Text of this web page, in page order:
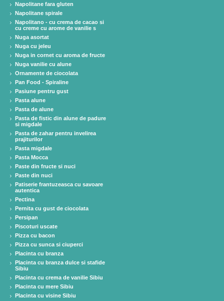
Napolitane fara gluten
Napolitane spirale
Napolitano - cu crema de cacao si
cu creme cu arome de vanilie s
Nuga asortat
Nuga cu jeleu
Nuga in cornet cu aroma de fructe
Nuga vanilie cu alune
Ornamente de ciocolata
Pan Food - Spiraline
Pasiune pentru gust
Pasta alune
Pasta de alune
Pasta de fistic din alune de padure
si migdale
Pasta de zahar pentru invelirea
prajiturilor
Pasta migdale
Pasta Mocca
Paste din fructe si nuci
Paste din nuci
Patiserie frantuzeasca cu savoare
autentica
Pectina
Pernita cu gust de ciocolata
Persipan
Piscoturi uscate
Pizza cu bacon
Pizza cu sunca si ciuperci
Placinta cu branza
Placinta cu branza dulce si stafide
Sibiu
Placinta cu crema de vanilie Sibiu
Placinta cu mere Sibiu
Placinta cu visine Sibiu